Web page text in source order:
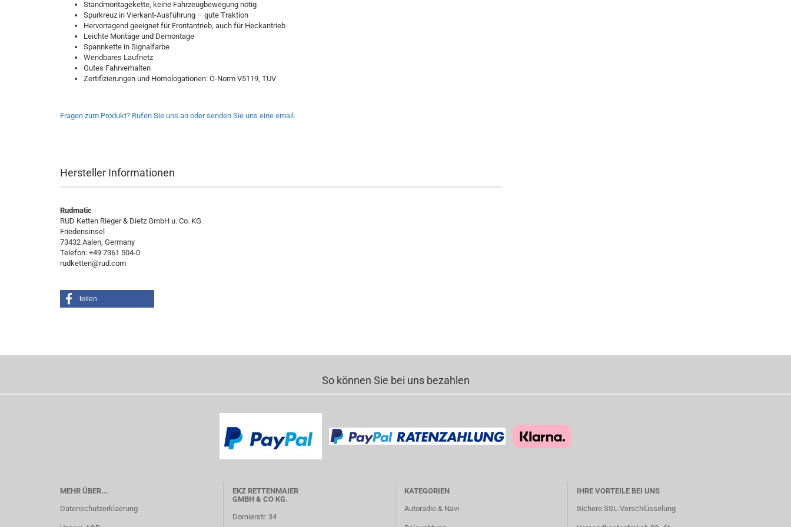
Standmontagekette, keine Fahrzeugbewegung nötig
Spurkreuz in Vierkant-Ausführung – gute Traktion
Hervorragend geeignet für Frontantrieb, auch für Heckantrieb
Leichte Montage und Demontage
Spannkette in Signalfarbe
Wendbares Laufnetz
Gutes Fahrverhalten
Zertifizierungen und Homologationen: Ö-Norm V5119, TÜV
Fragen zum Produkt? Rufen Sie uns an oder senden Sie uns eine email.
Hersteller Informationen
Rudmatic
RUD Ketten Rieger & Dietz GmbH u. Co. KG
Friedensinsel
73432 Aalen, Germany
Telefon: +49 7361 504-0
rudketten@rud.com
teilen
So können Sie bei uns bezahlen
MEHR ÜBER...
Datenschutzerklaerung
EKZ RETTENMAIER
GMBH & CO KG.
Dornierstr. 34
KATEGORIEN
Autoradio & Navi
IHRE VORTEILE BEI UNS
Sichere SSL-Verschlüsselung